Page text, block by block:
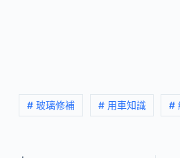
# 玻璃修補 # 用車知識 #